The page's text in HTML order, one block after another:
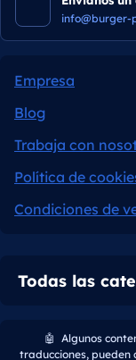
info@burger-
Empresa
Blog
Trabaja con
Política de
Condiciones de
Todas las
🤖 Algunos
traducciones, pueden